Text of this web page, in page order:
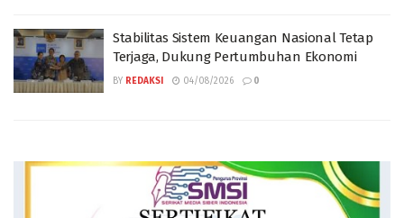
Stabilitas Sistem Keuangan Nasional Tetap
Terjaga, Dukung Pertumbuhan Ekonomi
BY REDAKSI 04/08/2026 0